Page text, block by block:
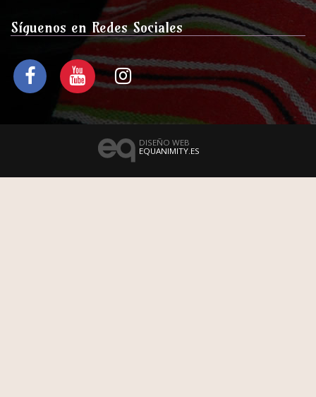
Síguenos en Redes Sociales
DISEÑO WEB
EQUANIMITY.ES